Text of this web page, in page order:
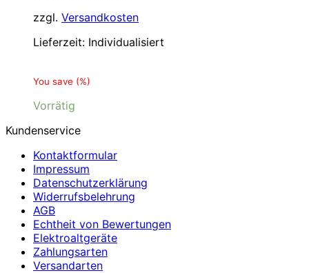
zzgl. Versandkosten
Lieferzeit: Individualisiert
You save (%)
Vorrätig
Kundenservice
Kontaktformular
Impressum
Datenschutzerklärung
Widerrufsbelehrung
AGB
Echtheit von Bewertungen
Elektroaltgeräte
Zahlungsarten
Versandarten